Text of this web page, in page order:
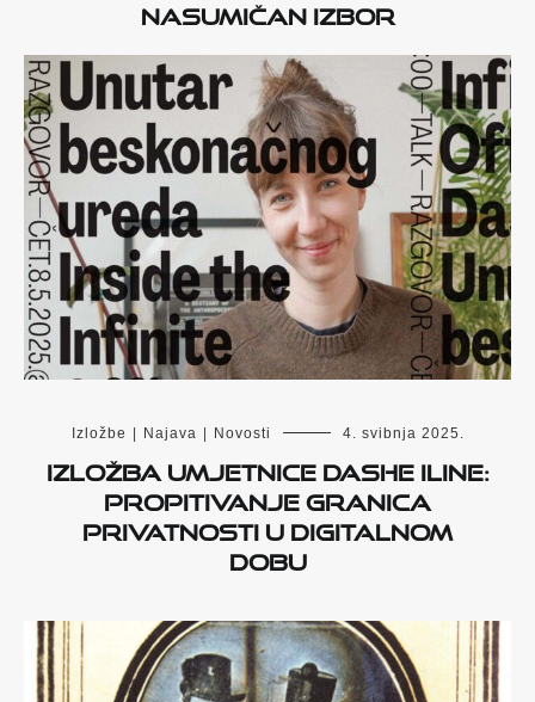
Nasumičan izbor
Izložbe | Najava | Novosti 4. svibnja 2025.
Izložba umjetnice Dashe Iline:
propitivanje granica
privatnosti u digitalnom
dobu